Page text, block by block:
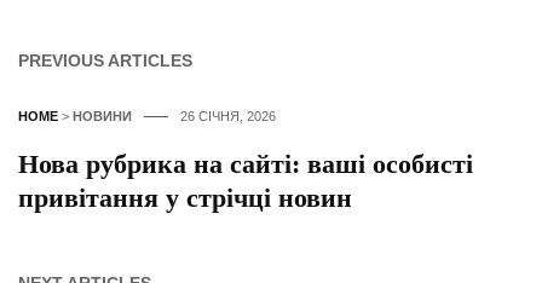
PREVIOUS ARTICLES
HOME > НОВИНИ 26 СІЧНЯ, 2026
Нова рубрика на сайті: ваші особисті
привітання у стрічці новин